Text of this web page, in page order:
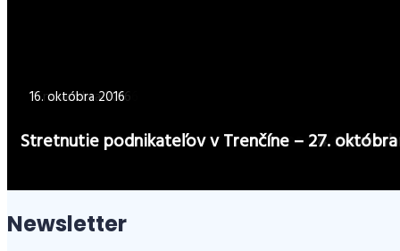
29. mája 2017
Business Leaders Club: Trenčín – 14. júna v
11. apríla 2017
Stretnutie podnikateľov v Trenčíne – 19. apríla v
25. januára 2017
Stretnutie podnikateľov v Trenčíne – 2. februára
27. novembra 2016
Stretnutie podnikateľov v Dubnici nad Váhom – 1.
7. novembra 2016
Stretnutie podnikateľov v Trenčíne – 24.
16. októbra 2016
Stretnutie podnikateľov v Trenčíne – 27.
Newsletter